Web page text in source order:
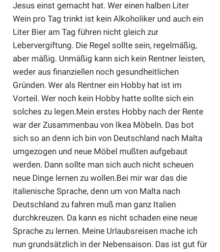
Jesus einst gemacht hat. Wer einen halben Liter
Wein pro Tag trinkt ist kein Alkoholiker und auch ein
Liter Bier am Tag führen nicht gleich zur
Lebervergiftung. Die Regel sollte sein, regelmäßig,
aber mäßig. Unmäßig kann sich kein Rentner leisten,
weder aus finanziellen noch gesundheitlichen
Gründen. Wer als Rentner ein Hobby hat ist im
Vorteil. Wer noch kein Hobby hatte sollte sich ein
solches zu legen.Mein erstes Hobby nach der Rente
war der Zusammenbau von Ikea Möbeln. Das bot
sich so an denn ich bin von Deutschland nach Malta
umgezogen und neue Möbel mußten aufgebaut
werden. Dann sollte man sich auch nicht scheuen
neue Dinge lernen zu wollen.Bei mir war das die
italienische Sprache, denn um von Malta nach
Deutschland zu fahren muß man ganz Italien
durchkreuzen. Da kann es nicht schaden eine neue
Sprache zu lernen. Meine Urlaubsreisen mache ich
nun grundsätzlich in der Nebensaison. Das ist gut für